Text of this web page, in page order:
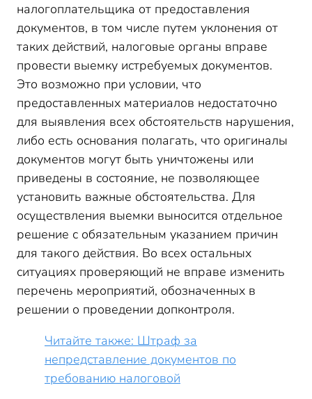
налогоплательщика от предоставления
документов, в том числе путем уклонения от
таких действий, налоговые органы вправе
провести выемку истребуемых документов.
Это возможно при условии, что
предоставленных материалов недостаточно
для выявления всех обстоятельств нарушения,
либо есть основания полагать, что оригиналы
документов могут быть уничтожены или
приведены в состояние, не позволяющее
установить важные обстоятельства. Для
осуществления выемки выносится отдельное
решение с обязательным указанием причин
для такого действия. Во всех остальных
ситуациях проверяющий не вправе изменить
перечень мероприятий, обозначенных в
решении о проведении допконтроля.
Читайте также: Штраф за
непредставление документов по
требованию налоговой